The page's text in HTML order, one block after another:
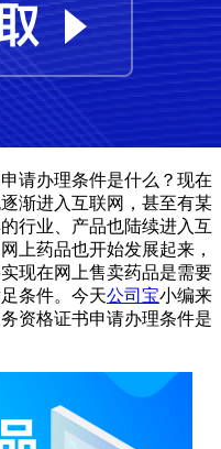
请办理条件是什么？现在
渐进入互联网，甚至有某
行业、产品也陆续进入互
上药品也开始发展起来，
现在网上售卖药品是需要
条件。今天公司宝小编来
资格证书申请办理条件是